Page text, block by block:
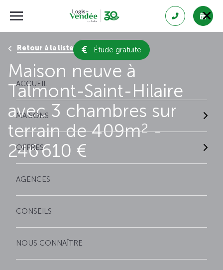
Étude gratuite
ACCUEIL
MAISONS
OFFRES
AGENCES
CONSEILS
NOUS CONNAÎTRE
Retour à la liste des résultats
Maison neuve à
Talmont-Saint-Hilaire
avec 3 chambres sur
terrain de 409m2-
246 610 €